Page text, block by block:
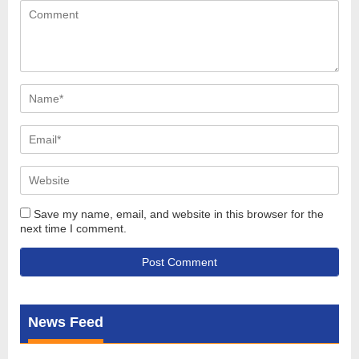
Save my name, email, and website in this browser for the
next time I comment.
News Feed